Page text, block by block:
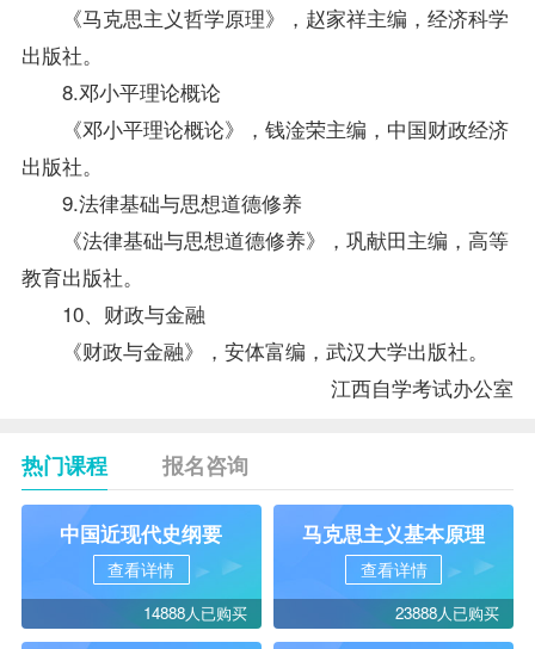
《马克思主义哲学原理》，赵家祥主编，经济科学
出版社。
8.邓小平理论概论
《邓小平理论概论》，钱淦荣主编，中国财政经济
出版社。
9.法律基础与思想道德修养
《法律基础与思想道德修养》，巩献田主编，高等
教育出版社。
10、财政与金融
《财政与金融》，安体富编，武汉大学出版社。
江西自学考试办公室
热门课程 报名咨询
中国近现代史纲要
查看详情
14888人已购买
马克思主义基本原理
查看详情
23888人已购买